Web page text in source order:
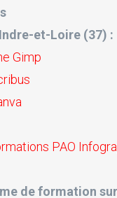
et-Loire (37) :
Gimp
PAO
de formation